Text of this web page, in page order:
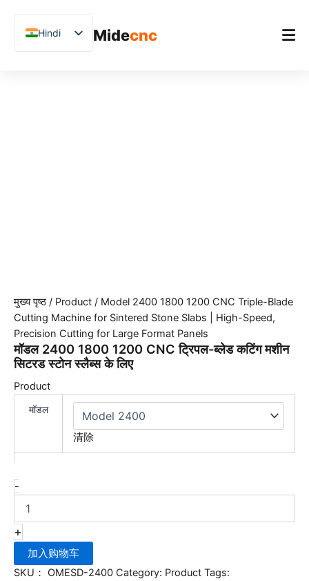
Midecnc
Hindi
English
मुख्य पृष्ठ / Product / Model 2400 1800 1200 CNC Triple-Blade
Cutting Machine for Sintered Stone Slabs | High-Speed,
Precision Cutting for Large Format Panels
मॉडल 2400 1800 1200 CNC ट्रिपल-ब्लेड कटिंग मशीन
सिटरड स्टोन स्लैब्स के लिए
Product
मॉडल
清除
-
Precision
Cutting
for
Large
Format
Panels
量
+
加入购物车
SKU： OMESD-2400 Category: Product Tags: